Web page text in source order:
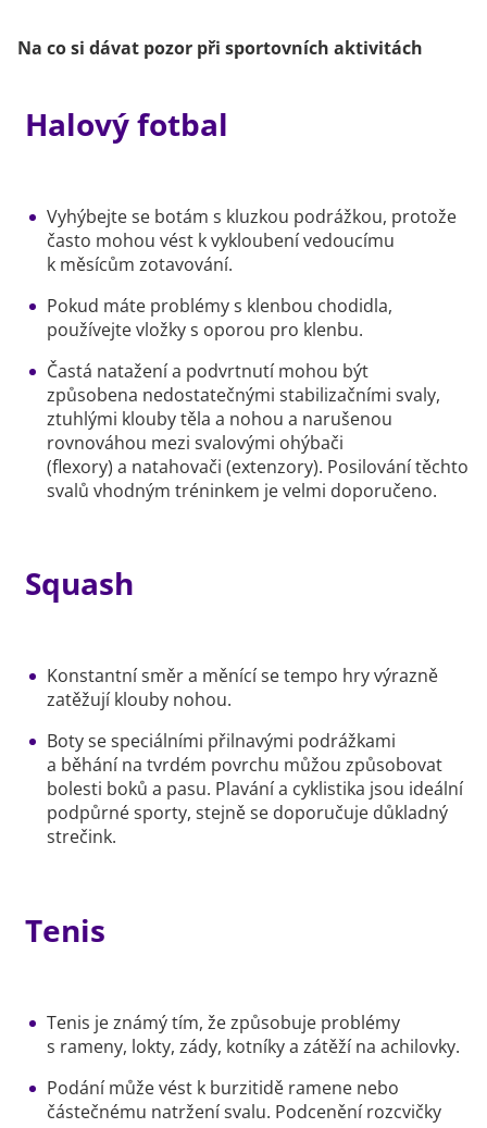
Na co si dávat pozor při sportovních aktivitách
Halový fotbal
Vyhýbejte se botám s kluzkou podrážkou, protože
často mohou vést k vykloubení vedoucímu
k měsícům zotavování.
Pokud máte problémy s klenbou chodidla,
používejte vložky s oporou pro klenbu.
Častá natažení a podvrtnutí mohou být
způsobena nedostatečnými stabilizačními svaly,
ztuhlými klouby těla a nohou a narušenou
rovnováhou mezi svalovými ohýbači
(flexory) a natahovači (extenzory). Posilování těchto
svalů vhodným tréninkem je velmi doporučeno.
Squash
Konstantní směr a měnící se tempo hry výrazně
zatěžují klouby nohou.
Boty se speciálními přilnavými podrážkami
a běhání na tvrdém povrchu můžou způsobovat
bolesti boků a pasu. Plavání a cyklistika jsou ideální
podpůrné sporty, stejně se doporučuje důkladný
strečink.
Tenis
Tenis je známý tím, že způsobuje problémy
s rameny, lokty, zády, kotníky a zátěží na achilovky.
Podání může vést k burzitidě ramene nebo
částečnému natržení svalu. Podcenění rozcvičky